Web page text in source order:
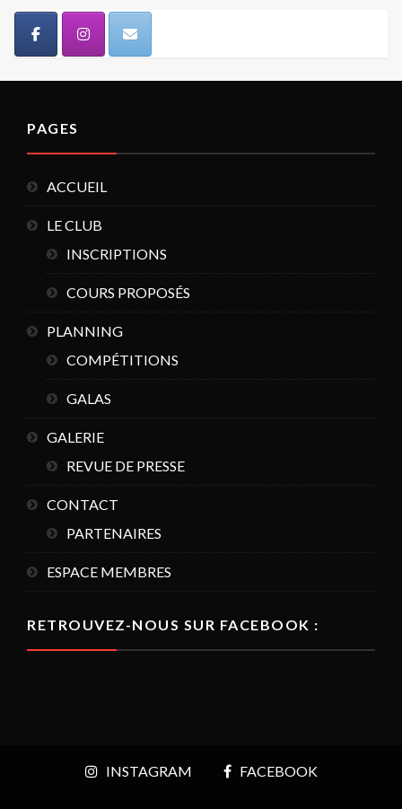
PAGES
ACCUEIL
LE CLUB
INSCRIPTIONS
COURS PROPOSÉS
PLANNING
COMPÉTITIONS
GALAS
GALERIE
REVUE DE PRESSE
CONTACT
PARTENAIRES
ESPACE MEMBRES
RETROUVEZ-NOUS SUR FACEBOOK :
INSTAGRAM FACEBOOK